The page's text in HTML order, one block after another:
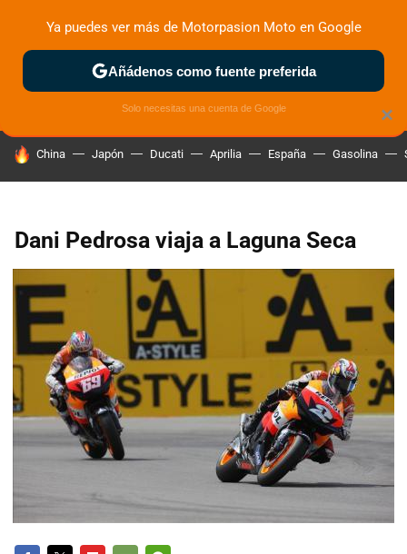
ZONA DE PRUEBAS DEPORTIVAS MOTOS ELÉCTRICAS
HOY SE HABLA DE
China Japón Ducati Aprilia España Gasolina
Dani Pedrosa viaja a Laguna Seca
×
Ya puedes ver más de Motorpasion Moto en Google
Añádenos como fuente preferida
Solo necesitas una cuenta de Google